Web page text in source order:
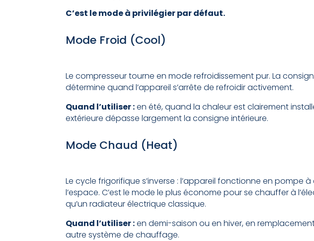
C’est le mode à privilégier par défaut.
Mode Froid (Cool)
Le compresseur tourne en mode refroidissement pur. La
détermine quand l’appareil s’arrête de refroidir activement.
Quand l’utiliser :en été, quand la chaleur est clairement
extérieure dépasse largement la consigne intérieure.
Mode Chaud (Heat)
Le cycle frigorifique s’inverse : l’appareil fonctionne en pompe
l’espace. C’est le mode le plus économe pour se chauffer à
qu’un radiateur électrique classique.
Quand l’utiliser :en demi-saison ou en hiver, en
autre système de chauffage.